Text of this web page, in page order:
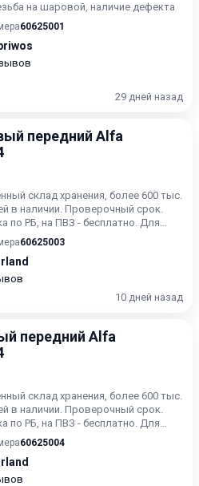
на шаровой, наличие дефекта
60625001
29 дней назад
передний Alfa
склад хранения, более 600 тыс.
в наличии. Проверочный срок.
по РБ, на ПВЗ - бесплатно. Для
актуальн...
60625003
10 дней назад
передний Alfa
склад хранения, более 600 тыс.
в наличии. Проверочный срок.
по РБ, на ПВЗ - бесплатно. Для
актуальн...
60625004